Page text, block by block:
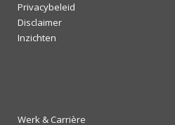
Privacybeleid
Disclaimer
Inzichten
Werk & Carrière